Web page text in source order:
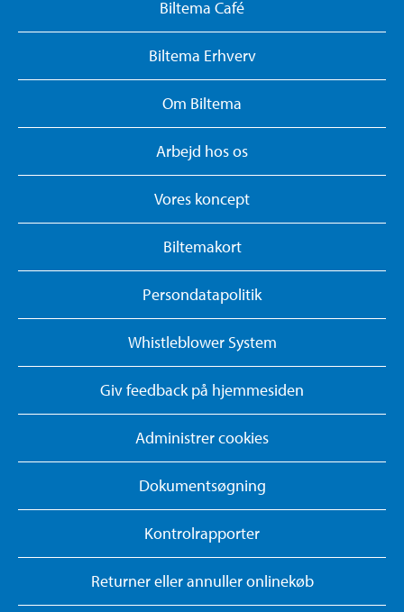
Biltema Café
Biltema Erhverv
Om Biltema
Arbejd hos os
Vores koncept
Biltemakort
Persondatapolitik
Whistleblower System
Giv feedback på hjemmesiden
Administrer cookies
Dokumentsøgning
Kontrolrapporter
Returner eller annuller onlinekøb